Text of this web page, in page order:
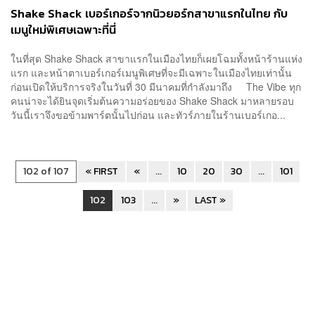
Shake Shack เบอร์เกอร์จากนิวยอร์กสาขาแรกในไทย กับ
เมนูใหม่พิเศษเฉพาะที่นี่
ในที่สุด Shake Shack สาขาแรกในเมืองไทยก็เผยโฉมทั้งหน้าร้านแห่ง
แรก และหน้าตาเบอร์เกอร์เมนูพิเศษที่จะมีเฉพาะในเมืองไทยเท่านั้น
ก่อนเปิดให้บริการจริงในวันที่ 30 มีนาคมที่กำลังมาถึง The Vibe ทุก
คนน่าจะได้ยินจุดเริ่มต้นความอร่อยของ Shake Shack มาหลายรอบ
วันนี้เราจึงขอข้ามพาร์ตนั้นไปก่อน และทัวร์ภายในร้านเบอร์เกอ...
102 of 107 « FIRST « ... 10 20 30 ...
101
102
103 ... » LAST »